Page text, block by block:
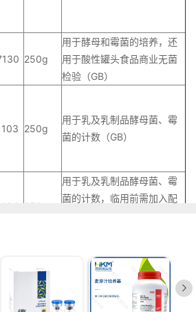
250g
用于酵母和霉菌的培养，还
用于酸性罐头食品商业无菌
检验（GB）
250g
用于乳及乳制品酵母菌、霉
菌的计数（GB）
250g
用于乳及乳制品酵母菌、霉
菌的计数，临用前需加入配
用于啤酒厂、饮料厂、实验
室、水质监测部门的滤膜法
计数样品中的真菌（IOS）